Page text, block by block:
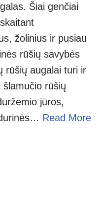
Šiai genčiai
žolinius ir pusiau
rūšių savybės
rūšių augalai turi ir
rūšių
jūros,
Read More